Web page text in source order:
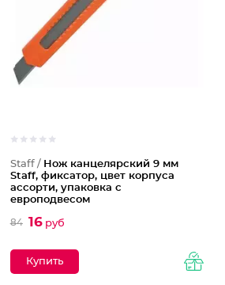
Staff / Нож канцелярский 9 мм
Staff, фиксатор, цвет корпуса
ассорти, упаковка с
европодвесом
84 16руб